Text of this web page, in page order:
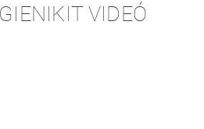
VIDEÓ